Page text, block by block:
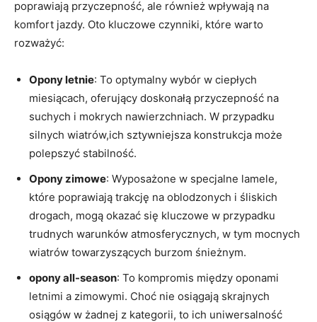
poprawiają​ przyczepność, ale również wpływają⁣ na
komfort jazdy. Oto⁢ kluczowe czynniki, które warto
⁤rozważyć:
Opony‍ letnie: To optymalny⁢ wybór w ciepłych
miesiącach, oferujący ‌doskonałą przyczepność na
suchych⁣ i mokrych nawierzchniach. W przypadku
silnych wiatrów,ich sztywniejsza​ konstrukcja może
polepszyć ⁣stabilność.
Opony zimowe: Wyposażone w specjalne lamele,
które⁤ poprawiają trakcję na oblodzonych i śliskich
drogach, mogą​ okazać się kluczowe w przypadku⁢
trudnych warunków atmosferycznych, ⁢w tym mocnych
wiatrów towarzyszących burzom śnieżnym.
opony ⁣all-season: To kompromis ⁤między ‍oponami
letnimi a ‌zimowymi. Choć​ nie osiągają‌ skrajnych
⁢osiągów⁤ w żadnej z kategorii, to ich⁤ uniwersalność